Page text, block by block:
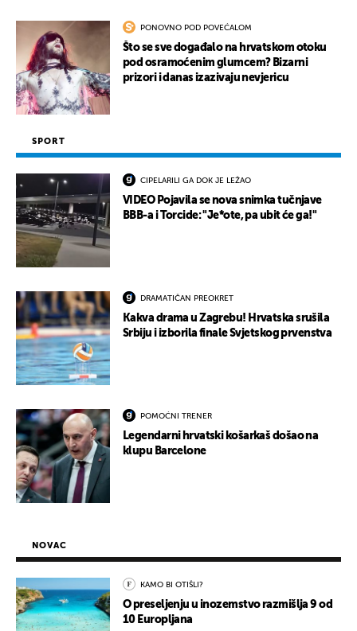
PONOVNO POD POVEĆALOM
Što se sve događalo na hrvatskom otoku
pod osramoćenim glumcem? Bizarni
prizori i danas izazivaju nevjericu
SPORT
CIPELARILI GA DOK JE LEŽAO
VIDEO Pojavila se nova snimka tučnjave
BBB-a i Torcide: "Je*ote, pa ubit će ga!"
DRAMATIČAN PREOKRET
Kakva drama u Zagrebu! Hrvatska srušila
Srbiju i izborila finale Svjetskog prvenstva
POMOĆNI TRENER
Legendarni hrvatski košarkaš došao na
klupu Barcelone
NOVAC
KAMO BI OTIŠLI?
O preseljenju u inozemstvo razmišlja 9 od
10 Europljana